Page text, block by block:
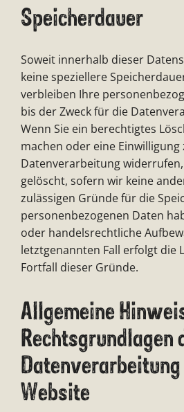
Speicherdauer
Soweit innerhalb dieser
keine speziellere
verbleiben Ihre
bis der Zweck für die
Wenn Sie ein berechtigtes
machen oder eine Einwilligung
Datenverarbeitung
gelöscht, sofern wir keine
zulässigen Gründe für die
personenbezogenen Daten
oder handelsrechtliche
letztgenannten Fall erfolgt die
Fortfall dieser Gründe.
Allgemeine
Rechtsgrundlagen
Website